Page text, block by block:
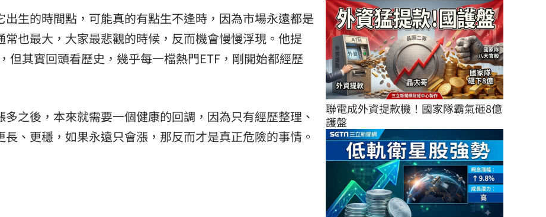
生的時間點，可能真的有點生不逢時，因為市場永遠都是
也最大，大家最悲觀的時候，反而機會慢慢浮現。他提
但其實回頭看歷史，幾乎每一檔熱門ETF，剛開始都經歷
之後，本來就需要一個健康的回調，因為只有經歷整理、
、更穩，如果永遠只會漲，那反而才是真正危險的事情。
聯電成外資提款機！國家隊霸氣砸8億
護盤